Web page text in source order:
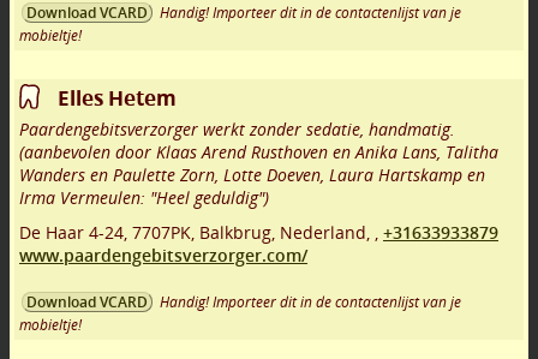
Download VCARD
Handig! Importeer dit in de contactenlijst van je
mobieltje!
Elles Hetem
Paardengebitsverzorger werkt zonder sedatie, handmatig.
(aanbevolen door Klaas Arend Rusthoven en Anika Lans, Talitha
Wanders en Paulette Zorn, Lotte Doeven, Laura Hartskamp en
Irma Vermeulen: "Heel geduldig")
De Haar 4-24 7707PK Balkbrug Nederland,
+31633933879
www.paardengebitsverzorger.com/
Download VCARD
Handig! Importeer dit in de contactenlijst van je
mobieltje!